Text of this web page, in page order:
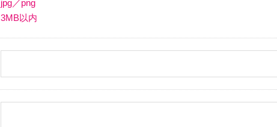
jpg／png
3MB以内